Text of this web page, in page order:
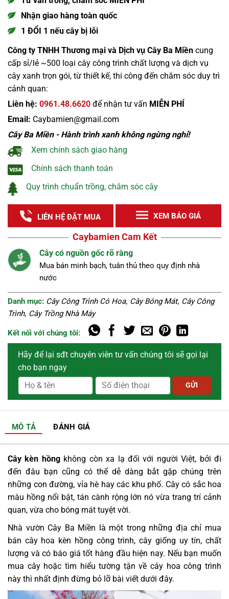
Nhận giao hàng toàn quốc
1 ĐỔI 1 nếu cây bị lỗi
Công ty TNHH Thương mại và Dịch vụ Cây Ba Miền cung
cấp sỉ/lẻ ~500 loại cây công trình chất lượng và dịch vụ
cây xanh trọn gói, từ thiết kế, thi công đến chăm sóc duy trì
cảnh quan:
Liên hệ: 0961.48.6620 để nhận tư vấn MIỄN PHÍ
Email: Caybamien@gmail.com
Cây Ba Miền - Hành trình xanh không ngừng nghỉ!
Xem chính sách giao hàng
Chính sách thanh toán
Quy trình chuẩn trồng, chăm sóc cây
LIÊN HỆ ĐẶT MUA XEM BÁO GIÁ
Caybamien Cam Kết
Nguồn cây tuyển chọn
Cây khỏe, đẹp, không sâu bệnh được lựa chọn kĩ
càng.
Danh mục: Cây Công Trình Có Hoa, Cây Bóng Mát, Cây Công
Trình, Cây Trồng Nhà Máy
Kết nối với chúng tôi:
Hãy để lại sđt chuyên viên tư vấn chúng tôi sẽ gọi lại
cho bạn ngay
MÔ TẢ ĐÁNH GIÁ
Cây kèn hồngkhông còn xa lạ đối với người Việt, bởi đi
đến đâu bạn cũng có thể dễ dàng bắt gặp chúng trên
những con đường, vỉa hè hay các khu phố. Cây có sắc hoa
màu hồng nổi bật, tán cành rộng lớn nó vừa trang trí cảnh
quan, vừa cho bóng mát tuyệt vời.
Nhà vườn Cây Ba Miền là một trong những địa chỉ mua
bán cây hoa kèn hồng công trình, cây giống uy tín, chất
lượng và có báo giá tốt hàng đầu hiện nay. Nếu bạn muốn
mua cây hoặc tìm hiểu tường tận về cây hoa công trình
này thì nhất định đừng bỏ lỡ bài viết dưới đây.